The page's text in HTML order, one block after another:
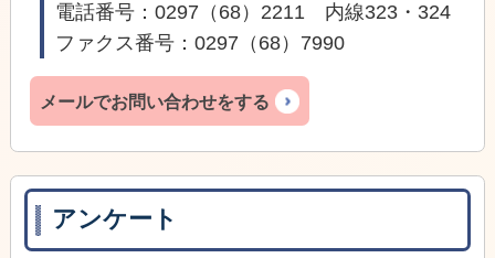
電話番号：0297（68）2211 内線323・324
ファクス番号：0297（68）7990
メールでお問い合わせをする
アンケート